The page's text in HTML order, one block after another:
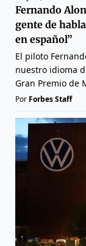
Fernando
gente de
en español”
El piloto
nuestro idioma
Gran Premio de
Por Forbes Staff